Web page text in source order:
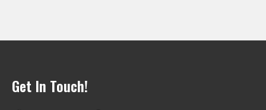
Get In Touch!